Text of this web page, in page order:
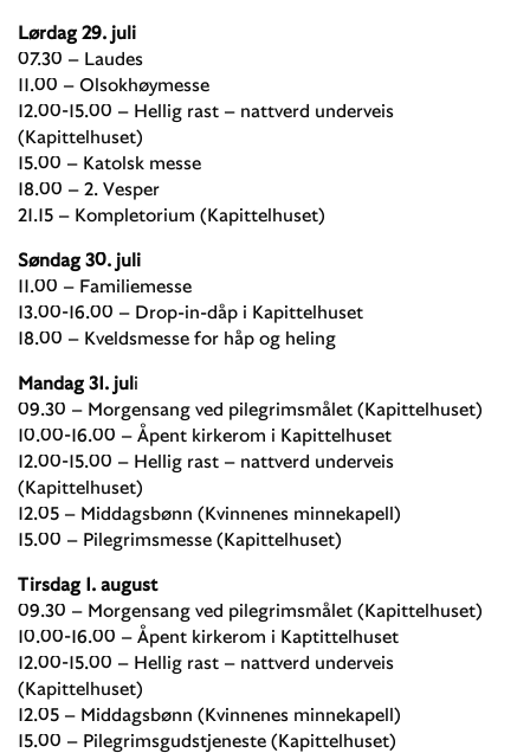
Lørdag 29. juli
07.30 – Laudes
11.00 – Olsokhøymesse
12.00-15.00 – Hellig rast – nattverd underveis
(Kapittelhuset)
15.00 – Katolsk messe
18.00 – 2. Vesper
21.15 – Kompletorium (Kapittelhuset)
Søndag 30. juli
11.00 – Familiemesse
13.00-16.00 – Drop-in-dåp i Kapittelhuset
18.00 – Kveldsmesse for håp og heling
Mandag 31. juli
09.30 – Morgensang ved pilegrimsmålet (Kapittelhuset)
10.00-16.00 – Åpent kirkerom i Kapittelhuset
12.00-15.00 – Hellig rast – nattverd underveis
(Kapittelhuset)
12.05 – Middagsbønn (Kvinnenes minnekapell)
15.00 – Pilegrimsmesse (Kapittelhuset)
Tirsdag 1. august
09.30 – Morgensang ved pilegrimsmålet (Kapittelhuset)
10.00-16.00 – Åpent kirkerom i Kaptittelhuset
12.00-15.00 – Hellig rast – nattverd underveis
(Kapittelhuset)
12.05 – Middagsbønn (Kvinnenes minnekapell)
15.00 – Pilegrimsgudstjeneste (Kapittelhuset)